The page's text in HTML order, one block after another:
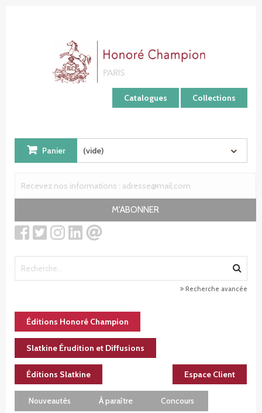
Catalogues Collections
Panier (vide)
M'ABONNER
Recherche avancée
Éditions Honoré Champion
Slatkine Érudition et Diffusions
Éditions Slatkine Espace Client
Nouveautés À paraître Concours